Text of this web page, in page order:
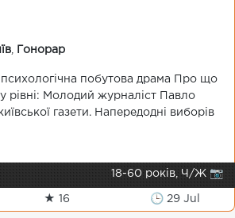
Гонорар
побутова драма Про що
рівні: Молодий журналіст Павло
газети. Напередодні виборів
18-60 років, Ч/Ж 📷
★ 16 🕒 29 Jul